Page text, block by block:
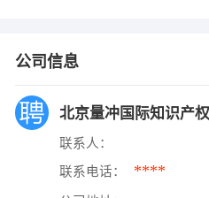
公司信息
北京量冲国际知识产
联系人：
联系电话： ****